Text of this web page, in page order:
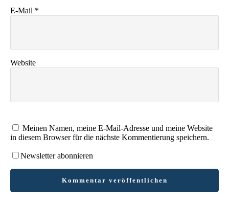
E-Mail *
Website
Meinen Namen, meine E-Mail-Adresse und meine Website
in diesem Browser für die nächste Kommentierung speichern.
Newsletter abonnieren
Kommentar veröffentlichen